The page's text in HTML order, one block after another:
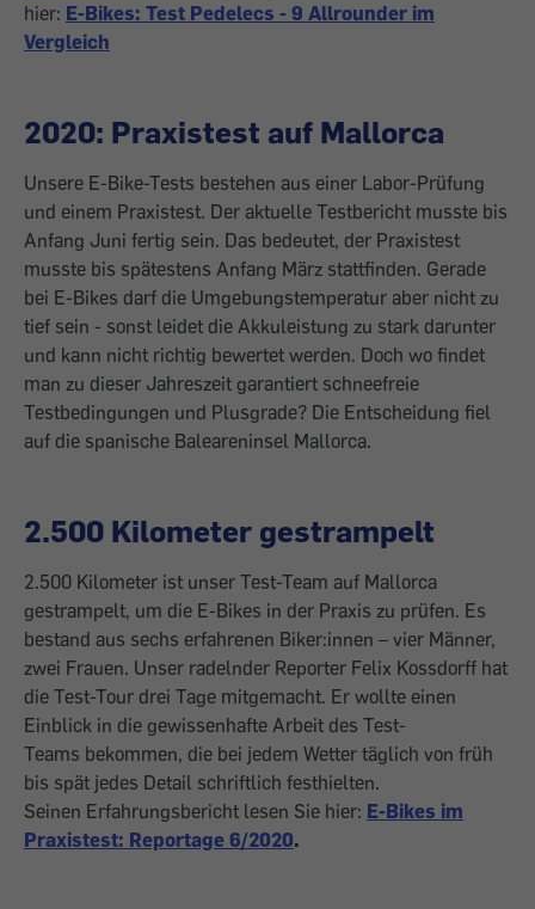
hier: E-Bikes: Test Pedelecs - 9 Allrounder im
Vergleich
2020: Praxistest auf Mallorca
Unsere E-Bike-Tests bestehen aus einer Labor-Prüfung
und einem Praxistest. Der aktuelle Testbericht musste bis
Anfang Juni fertig sein. Das bedeutet, der Praxistest
musste bis spätestens Anfang März stattfinden. Gerade
bei E-Bikes darf die Umgebungstemperatur aber nicht zu
tief sein - sonst leidet die Akkuleistung zu stark darunter
und kann nicht richtig bewertet werden. Doch wo findet
man zu dieser Jahreszeit garantiert schneefreie
Testbedingungen und Plusgrade? Die Entscheidung fiel
auf die spanische Baleareninsel Mallorca.
2.500 Kilometer gestrampelt
2.500 Kilometer ist unser Test-Team auf Mallorca
gestrampelt, um die E-Bikes in der Praxis zu prüfen. Es
bestand aus sechs erfahrenen Biker:innen – vier Männer,
zwei Frauen. Unser radelnder Reporter Felix Kossdorff hat
die Test-Tour drei Tage mitgemacht. Er wollte einen
Einblick in die gewissenhafte Arbeit des Test-
Teams bekommen, die bei jedem Wetter täglich von früh
bis spät jedes Detail schriftlich festhielten.
Seinen Erfahrungsbericht lesen Sie hier: E-Bikes im
Praxistest: Reportage 6/2020.